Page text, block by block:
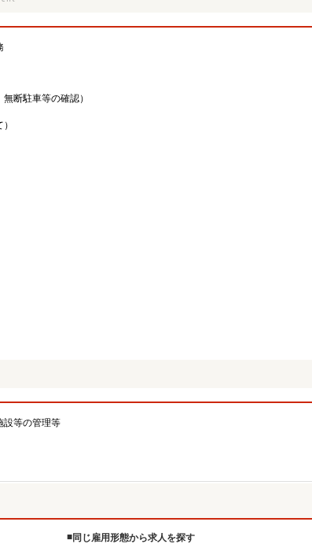
断駐車等の確認）
設等の管理等
同じ雇用形態から求人を探す